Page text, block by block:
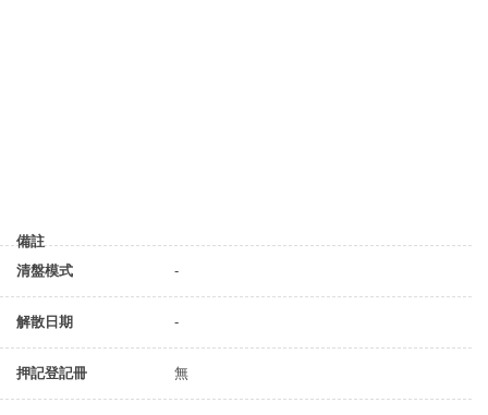
備註
清盤模式
-
解散日期 -
押記登記冊 無